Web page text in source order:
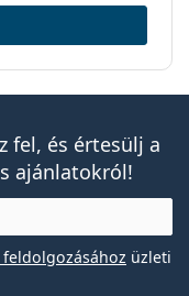
fel, és értesülj a
ajánlatokról!
üzleti